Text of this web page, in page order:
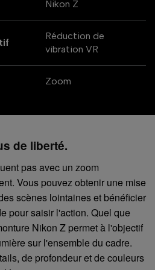
Nikon Z
Réduction de
vibration VR
Zoom
de liberté.
pas avec un zoom
Vous pouvez obtenir une mise
scènes lointaines et bénéficier
pour saisir l'action. Quel que
Nikon Z permet à l'objectif
sur l'ensemble du cadre.
de profondeur et de couleurs